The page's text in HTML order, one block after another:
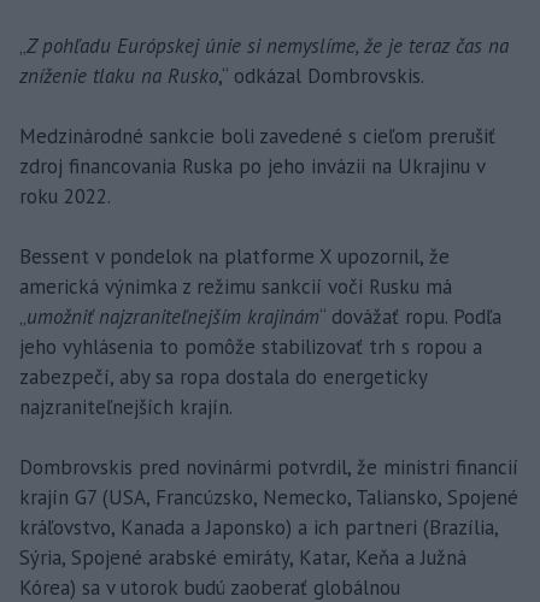
„Z pohľadu Európskej únie si nemyslíme, že je teraz čas na
zníženie tlaku na Rusko,“ odkázal Dombrovskis.
Medzinárodné sankcie boli zavedené s cieľom prerušiť
zdroj financovania Ruska po jeho invázii na Ukrajinu v
roku 2022.
Bessent v pondelok na platforme X upozornil, že
americká výnimka z režimu sankcií voči Rusku má
„umožniť najzraniteľnejším krajinám“ dovážať ropu. Podľa
jeho vyhlásenia to pomôže stabilizovať trh s ropou a
zabezpečí, aby sa ropa dostala do energeticky
najzraniteľnejších krajín.
Dombrovskis pred novinármi potvrdil, že ministri financií
krajín G7 (USA, Francúzsko, Nemecko, Taliansko, Spojené
kráľovstvo, Kanada a Japonsko) a ich partneri (Brazília,
Sýria, Spojené arabské emiráty, Katar, Keňa a Južná
Kórea) sa v utorok budú zaoberať globálnou